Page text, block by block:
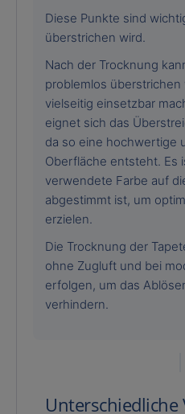
Diese Punkte sind
überstrichen wird.
Nach der Trocknung
problemlos
vielseitig einsetzbar
eignet sich das
da so eine hochwertige
Oberfläche entsteht. Es
verwendete Farbe auf
abgestimmt ist, um
erzielen.
Die Trocknung der
ohne Zugluft und bei
erfolgen, um das
verhindern.
Unterschiedliche